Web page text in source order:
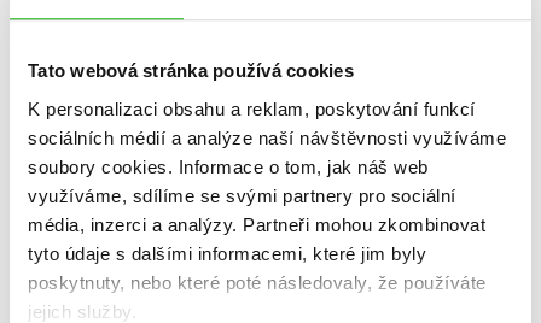
Tato webová stránka používá cookies
K personalizaci obsahu a reklam, poskytování funkcí
sociálních médií a analýze naší návštěvnosti využíváme
soubory cookies. Informace o tom, jak náš web
využíváme, sdílíme se svými partnery pro sociální
média, inzerci a analýzy. Partneři mohou zkombinovat
tyto údaje s dalšími informacemi, které jim byly
poskytnuty, nebo které poté následovaly, že používáte
jejich služby.
Šest manželek
Sabrina D. Harris
Do košíku
269 Kč
215 Kč
Poklad na
Do